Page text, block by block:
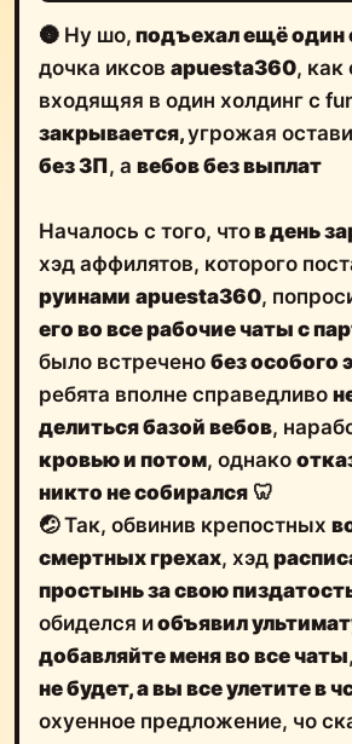
🌚 Ну шо, подъехал ещё один
дочка иксов apuesta360, как
входящяя в один холдинг с
закрывается,угрожая
без ЗП, а вебов без выплат
Началось с того, чтов день
хэд аффилятов, которого
руинами apuesta360,
его во все рабочие чаты с
было встречено без особого
ребята вполне справедливо
делиться базой вебов,
кровью и потом, однако
никто не собирался 🦷
🤕 Так, обвинив крепостных
смертных грехах, хэд
простынь за свою
обиделся иобъявил
добавляйте меня во все чаты
не будет, а вы все улетите в
охуенное предложение, чо